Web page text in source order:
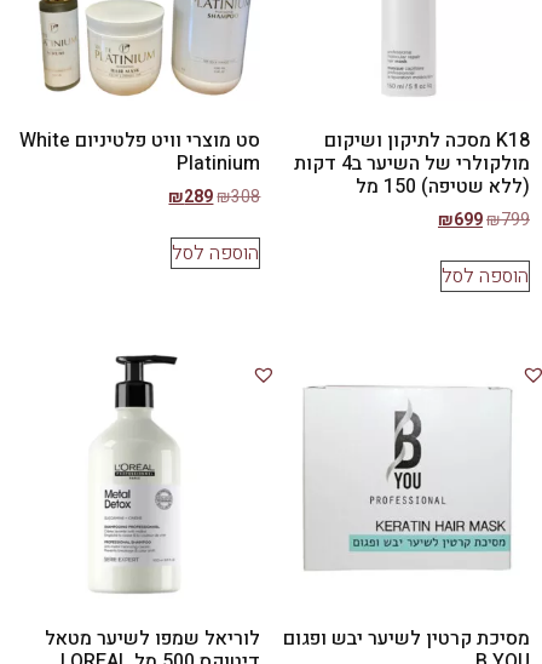
K18 מסכה לתיקון ושיקום
מולקולרי של השיער ב4 דקות
(ללא שטיפה) 150 מל
₪799
₪699
הוספה לסל
סט מוצרי וויט פלטיניום White
Platinium
₪308
₪289
הוספה לסל
מסיכת קרטין לשיער יבש ופגום לוריאל שמפו לשיער מטאל